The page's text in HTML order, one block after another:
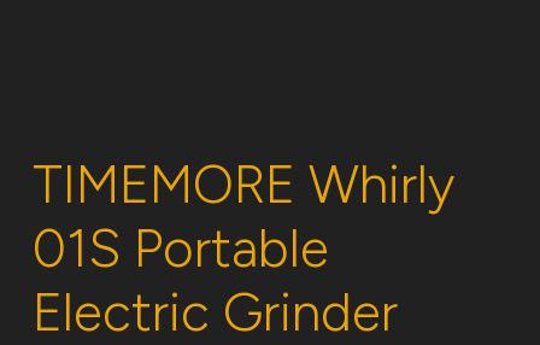
TIMEMORE Whirly
01S Portable
Electric Grinder